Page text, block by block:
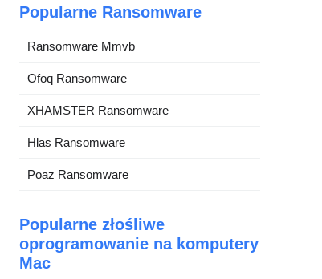
Popularne Ransomware
Ransomware Mmvb
Ofoq Ransomware
XHAMSTER Ransomware
Hlas Ransomware
Poaz Ransomware
Popularne złośliwe
oprogramowanie na komputery
Mac